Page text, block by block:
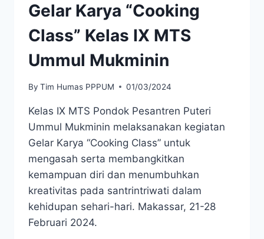
Gelar Karya “Cooking
Class” Kelas IX MTS
Ummul Mukminin
By Tim Humas PPPUM 01/03/2024
Kelas IX MTS Pondok Pesantren Puteri
Ummul Mukminin melaksanakan kegiatan
Gelar Karya “Cooking Class” untuk
mengasah serta membangkitkan
kemampuan diri dan menumbuhkan
kreativitas pada santrintriwati dalam
kehidupan sehari-hari. Makassar, 21-28
Februari 2024.